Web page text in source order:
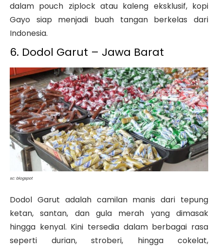
dalam pouch ziplock atau kaleng eksklusif, kopi
Gayo siap menjadi buah tangan berkelas dari
Indonesia.
6. Dodol Garut – Jawa Barat
sc: blogspot
Dodol Garut adalah camilan manis dari tepung
ketan, santan, dan gula merah yang dimasak
hingga kenyal. Kini tersedia dalam berbagai rasa
seperti durian, stroberi, hingga cokelat,